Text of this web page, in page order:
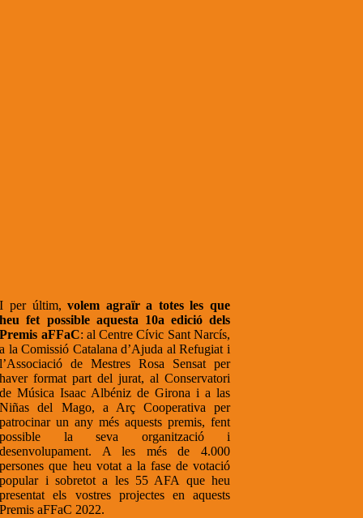
I per últim,volem agraïr a totes les que
heu fet possible aquesta 10a edició dels
Premis aFFaC: al Centre Cívic Sant Narcís,
a la Comissió Catalana d’Ajuda al Refugiat i
l’Associació de Mestres Rosa Sensat per
haver format part del jurat, al Conservatori
de Música Isaac Albéniz de Girona i a las
Niñas del Mago, a Arç Cooperativa per
patrocinar un any més aquests premis, fent
possible la seva organització i
desenvolupament. A les més de 4.000
persones que heu votat a la fase de votació
popular i sobretot a les 55 AFA que heu
presentat els vostres projectes en aquests
Premis aFFaC 2022.